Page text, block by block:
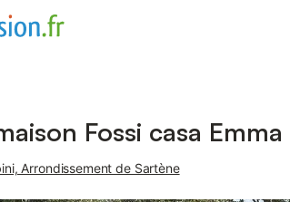
Fossi casa Emma
Arrondissement de Sartène